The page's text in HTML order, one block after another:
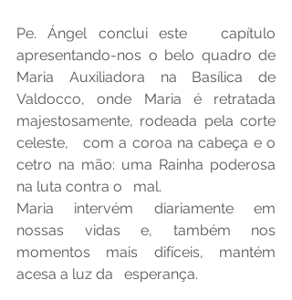
Pe. Ángel conclui este   capítulo
apresentando-nos o belo quadro de
Maria Auxiliadora na Basílica de
Valdocco, onde Maria é retratada
majestosamente, rodeada pela corte
celeste,   com a coroa na cabeça e o
cetro na mão: uma Rainha poderosa
na luta contra o   mal.
Maria intervém diariamente em
nossas vidas e, também nos
momentos mais difíceis, mantém
acesa a luz da   esperança.